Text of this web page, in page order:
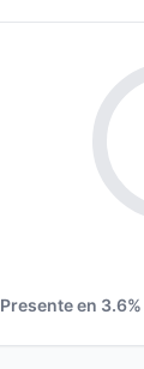
Presente en